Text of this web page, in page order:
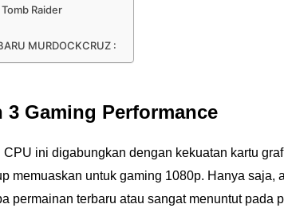
Raider
MURDOCKCRUZ :
3 Gaming Performance
ini digabungkan dengan kekuatan kartu
memuaskan untuk gaming 1080p. Hanya saja,
permainan terbaru atau sangat menuntut pada